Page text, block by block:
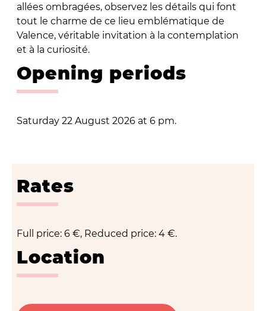
allées ombragées, observez les détails qui font
tout le charme de ce lieu emblématique de
Valence, véritable invitation à la contemplation
et à la curiosité.
Opening periods
Saturday 22 August 2026 at 6 pm.
Rates
Full price: 6 €, Reduced price: 4 €.
Location